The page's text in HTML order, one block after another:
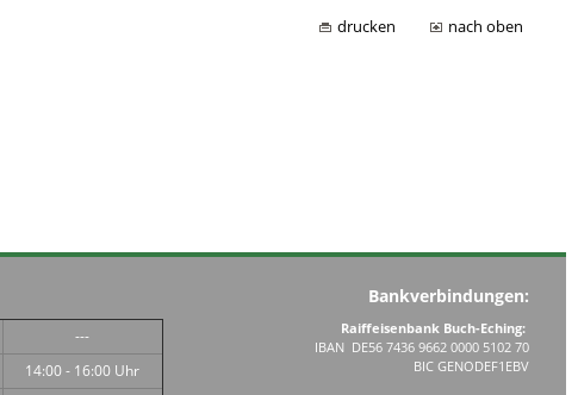
drucken nach oben
---
14:00 - 16:00 Uhr
Bankverbindungen:
Raiffeisenbank Buch-Eching:
IBAN DE56 7436 9662 0000 5102 70
BIC GENODEF1EBV